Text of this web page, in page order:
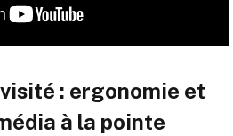
: ergonomie et
à la pointe